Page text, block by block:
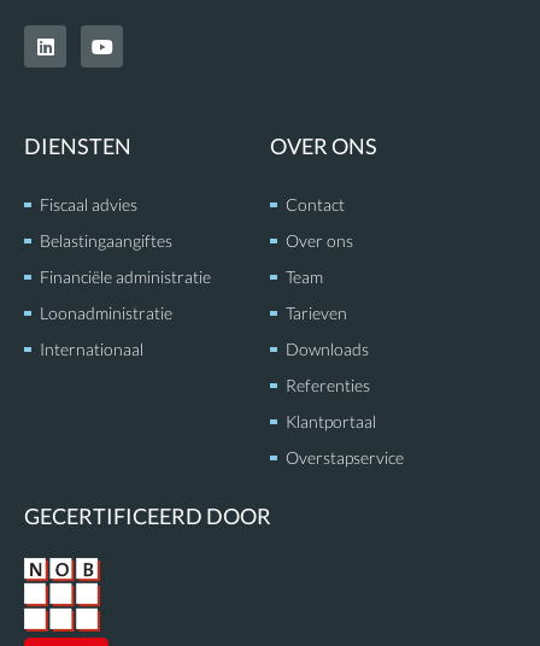
L
i
n
i
Y
o
u
e
DIENSTEN
Fiscaal advies
Belastingaangiftes
Financiële administratie
Loonadministratie
Internationaal
OVER ONS
Contact
Over ons
Team
Tarieven
Downloads
Referenties
Klantportaal
Overstapservice
GECERTIFICEERD DOOR